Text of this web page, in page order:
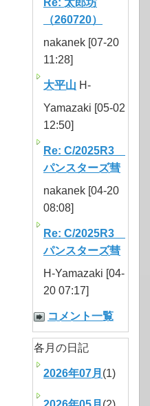
Re: 太郎坊
（260720）
nakanek [07-20
11:28]
大平山 H-
Yamazaki [05-02
12:50]
Re: C/2025R3
パンスターズ彗
nakanek [04-20
08:08]
Re: C/2025R3
パンスターズ彗
H-Yamazaki [04-
20 07:17]
コメント一覧
各月の日記
2026年07月 (1)